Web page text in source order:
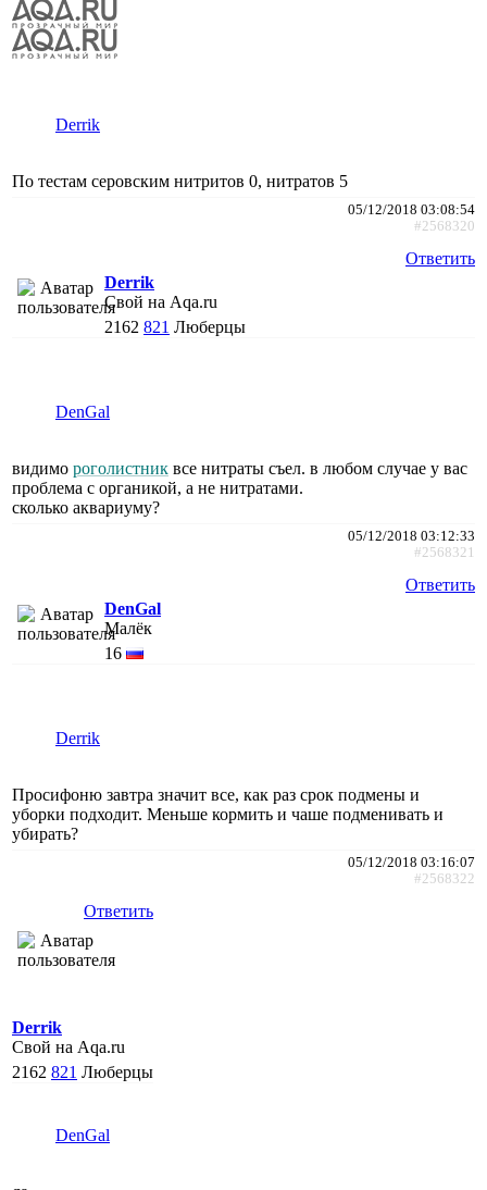
Derrik
По тестам серовским нитритов 0, нитратов 5
05/12/2018 03:08:54
#2568320
Ответить
Derrik
Свой на Aqa.ru
2162 821 Люберцы
DenGal
видимо роголистник все нитраты съел. в любом случае у вас
проблема с органикой, а не нитратами.
сколько аквариуму?
05/12/2018 03:12:33
#2568321
Ответить
DenGal
Малёк
16
Derrik
Просифоню завтра значит все, как раз срок подмены и
уборки подходит. Меньше кормить и чаше подменивать и
убирать?
05/12/2018 03:16:07
#2568322
Ответить
Derrik
Свой на Aqa.ru
2162 821 Люберцы
DenGal